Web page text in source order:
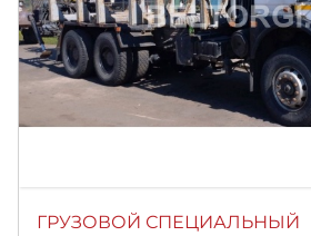
ГРУЗОВОЙ СПЕЦИАЛЬНЫЙ